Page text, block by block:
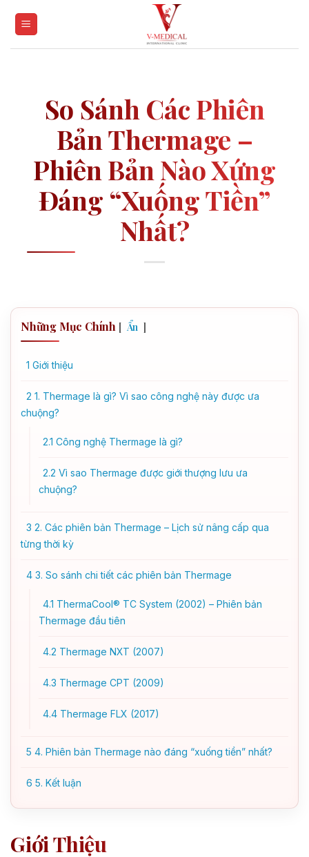
So Sánh Các Phiên
Bản Thermage –
Phiên Bản Nào Xứng
Đáng “xuống Tiền”
Nhất?
Những Mục Chính [ Ẩn ]
1 Giới thiệu
2 1. Thermage là gì? Vì sao công nghệ này được ưa
chuộng?
2.1 Công nghệ Thermage là gì?
2.2 Vì sao Thermage được giới thượng lưu ưa
chuộng?
3 2. Các phiên bản Thermage – Lịch sử nâng cấp qua
từng thời kỳ
4 3. So sánh chi tiết các phiên bản Thermage
4.1 ThermaCool® TC System (2002) – Phiên bản
Thermage đầu tiên
4.2 Thermage NXT (2007)
4.3 Thermage CPT (2009)
4.4 Thermage FLX (2017)
5 4. Phiên bản Thermage nào đáng “xuống tiền” nhất?
6 5. Kết luận
Giới Thiệu